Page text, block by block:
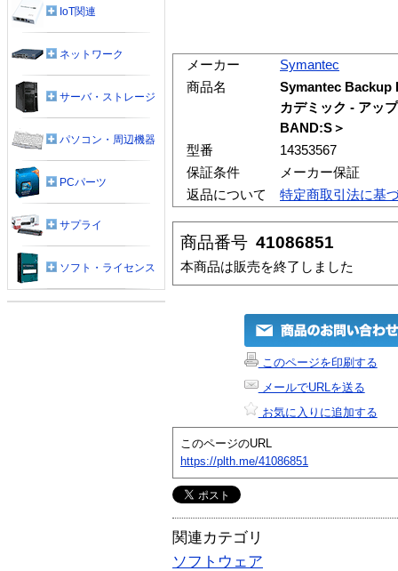
メーカー
Symantec
商品名
Symantec Backup
カデミック - アッ
BAND:S＞
型番
14353567
保証条件
メーカー保証
返品について
特定商取引法に基
商品番号 41086851
本商品は販売を終了しました
このページを印刷する
メールでURLを送る
お気に入りに追加する
このページのURL
https://plth.me/41086851
関連カテゴリ
ソフトウェア
IoT関連
ネットワーク
サーバ・ストレージ
パソコン・周辺機器
PCパーツ
サプライ
ソフト・ライセンス